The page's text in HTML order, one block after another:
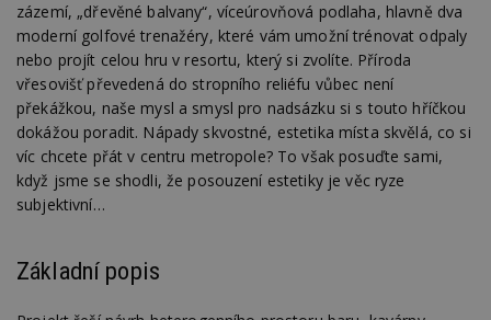
zázemí, „dřevěné balvany“, víceúrovňová podlaha, hlavně dva
moderní golfové trenažéry, které vám umožní trénovat odpaly
nebo projít celou hru v resortu, který si zvolíte. Příroda
vřesovišť převedená do stropního reliéfu vůbec není
překážkou, naše mysl a smysl pro nadsázku si s touto hříčkou
dokážou poradit. Nápady skvostné, estetika místa skvělá, co si
víc chcete přát v centru metropole? To však posuďte sami,
když jsme se shodli, že posouzení estetiky je věc ryze
subjektivní…
Základní popis